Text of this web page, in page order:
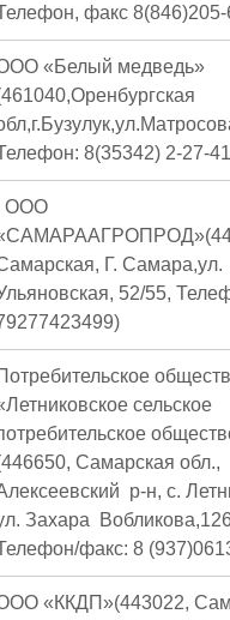
факс 8(846)205-
«Белый медведь»
8(35342) 2-27-
ООО
Г. Самара,ул.
52/55,
сельское
Самарская обл.,
р-н, с.
Захара
факс: 8
«ККДП»(443022,